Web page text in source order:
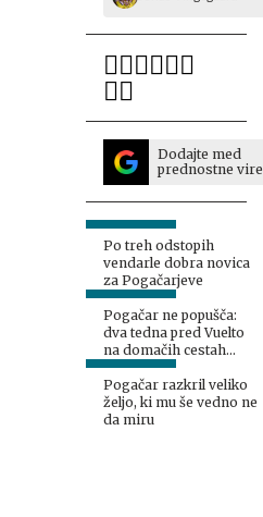
Dodajte med
prednostne vire
Po treh odstopih
vendarle dobra novica
za Pogačarjeve
Pogačar ne popušča:
dva tedna pred Vuelto
na domačih cestah
podira rekorde
Pogačar razkril veliko
željo, ki mu še vedno ne
da miru